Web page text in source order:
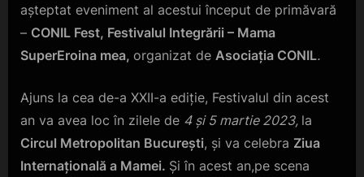
așteptat eveniment al acestui început de primăvară
– CONIL Fest, Festivalul Integrării – Mama
SuperEroina mea, organizat de Asociația CONIL.
Ajuns la cea de-a XXII-a ediție, Festivalul din acest
an va avea loc în zilele de 4 și 5 martie 2023, la
Circul Metropolitan București, și va celebra Ziua
Internațională a Mamei. Și în acest an,pe scena